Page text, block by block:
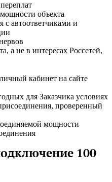
объекта
с автоответчиками и
а не в интересах Россетей,
кабинет на сайте
для Заказчика условиях
проверенный
мощности
100